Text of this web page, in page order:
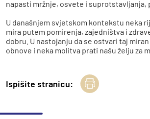
napasti mržnje, osvete i suprotstavljanja,
U današnjem svjetskom kontekstu neka
mira putem pomirenja, zajedništva i
dobru. U nastojanju da se ostvari taj
obnove i neka molitva prati našu želju za
Ispišite stranicu: